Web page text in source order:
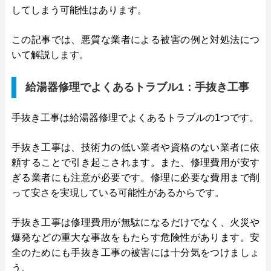
してしまう可能性はあります。
この記事では、悪質な業者による被害の例と対処法につ
いて解説します。
給湯器修理でよくあるトラブル1：手抜き工事
手抜き工事は給湯器修理でよくあるトラブルの1つです。
手抜き工事は、技術力の低い業者や資格のない業者に依
頼することで引き起こされます。また、修理費用が安す
ぎる業者にも注意が必要です。修理に必要な費用まで削
って安さを実現している可能性があるからです。
手抜き工事は修理費用が無駄になるだけでなく、火災や
爆発などの重大な事故をもたらす危険性があります。安
全のためにも手抜き工事の被害には十分気をつけましょ
う。